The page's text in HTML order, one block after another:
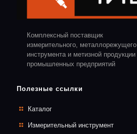
Комплексный поставщик
измерительного, металлорежущего
инструмента и метизной продукции
промышленных предприятий
Полезные ссылки
Каталог
Измерительный инструмент